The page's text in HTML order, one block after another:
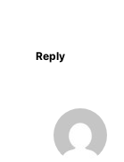
Reply